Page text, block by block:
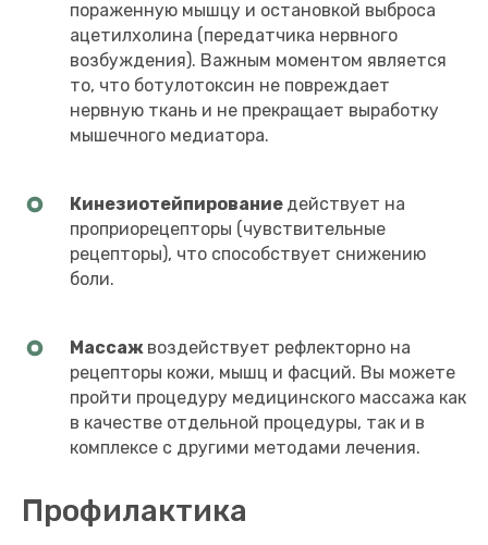
пораженную мышцу и остановкой выброса
ацетилхолина (передатчика нервного
возбуждения). Важным моментом является
то, что ботулотоксин не повреждает
нервную ткань и не прекращает выработку
мышечного медиатора.
Кинезиотейпирование действует на
проприорецепторы (чувствительные
рецепторы), что способствует снижению
боли.
Массаж воздействует рефлекторно на
рецепторы кожи, мышц и фасций. Вы можете
пройти процедуру медицинского массажа как
в качестве отдельной процедуры, так и в
комплексе с другими методами лечения.
Профилактика